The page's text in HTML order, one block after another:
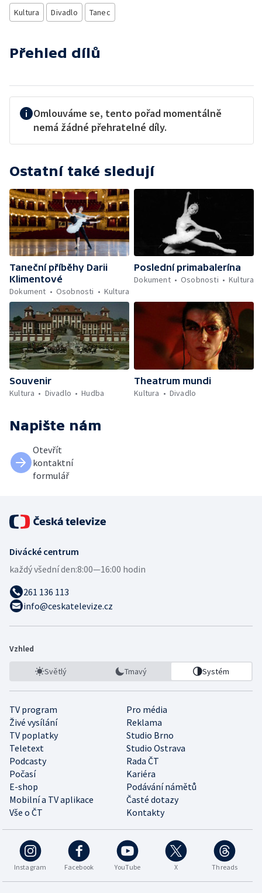
Kultura Divadlo Tanec
Přehled dílů
Omlouváme se, tento pořad momentálně
nemá žádné přehratelné díly.
Ostatní také sledují
Taneční příběhy Darii
Klimentové
Dokument
Osobnosti Kultura
Poslední primabalerína
Dokument
Osobnosti Kultura
Souvenir
Kultura
Divadlo Hudba
Theatrum mundi
Kultura
Divadlo
Napište nám
Otevřít
kontaktní
formulář
Divácké centrum
každý všední den:8:00—16:00 hodin
261 136 113
info@ceskatelevize.cz
Vzhled
Světlý Tmavý Systém
TV program
Pro média
Živé vysílání
Reklama
TV poplatky
Studio Brno
Teletext
Studio Ostrava
Podcasty
Rada ČT
Počasí
Kariéra
E-shop
Podávání námětů
Mobilní a TV aplikace
Časté dotazy
Vše o ČT
Kontakty
Instagram Facebook YouTube X Threads